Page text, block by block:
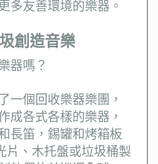
多友善環境的樂器。
創造音樂
器嗎？
一個回收樂器樂團，
成各式各樣的樂器，
長笛，錫罐和烤箱板
片、木托盤或垃圾桶製